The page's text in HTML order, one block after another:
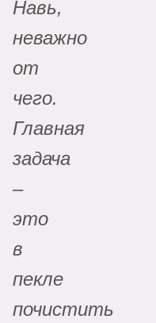
Навь,
неважно
от
чего.
Главная
задача
–
это
в
пекле
почистить